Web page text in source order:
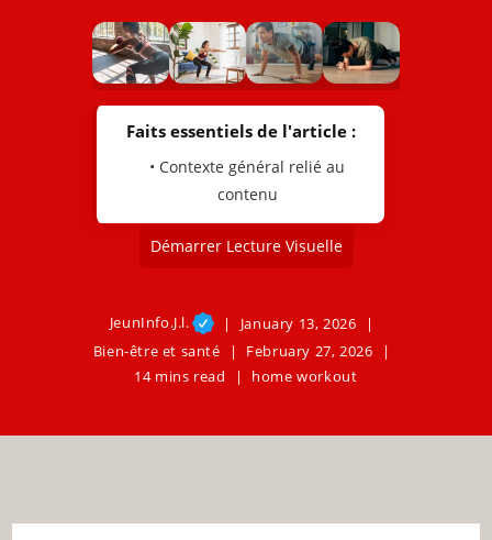
Faits essentiels de l'article :
• Contexte général relié au
contenu
Démarrer Lecture Visuelle
JeunInfo.J.l.
January 13, 2026
Bien-être et santé
February 27, 2026
14 mins read
home workout